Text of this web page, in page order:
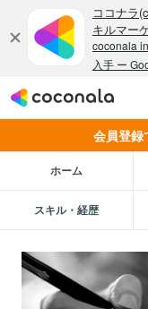
会員登録
ホーム
スキル・経歴